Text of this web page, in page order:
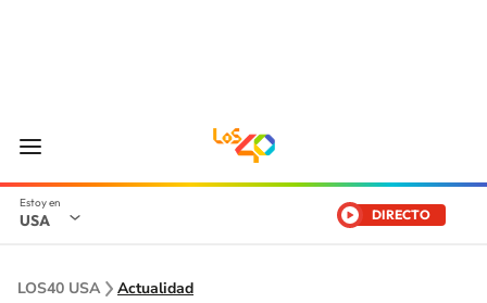
USA DIRECTO
LOS40 USA Actualidad